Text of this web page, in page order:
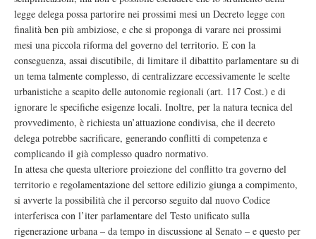
legge delega possa partorire nei prossimi mesi un Decreto legge con
finalità ben più ambiziose, e che si proponga di varare nei prossimi
mesi una piccola riforma del governo del territorio. E con la
conseguenza, assai discutibile, di limitare il dibattito parlamentare su di
un tema talmente complesso, di centralizzare eccessivamente le scelte
urbanistiche a scapito delle autonomie regionali (art. 117 Cost.) e di
ignorare le specifiche esigenze locali. Inoltre, per la natura tecnica del
provvedimento, è richiesta un’attuazione condivisa, che il decreto
delega potrebbe sacrificare, generando conflitti di competenza e
complicando il già complesso quadro normativo.
In attesa che questa ulteriore proiezione del conflitto tra governo del
territorio e regolamentazione del settore edilizio giunga a compimento,
si avverte la possibilità che il percorso seguito dal nuovo Codice
interferisca con l’iter parlamentare del Testo unificato sulla
rigenerazione urbana – da tempo in discussione al Senato – e questo per